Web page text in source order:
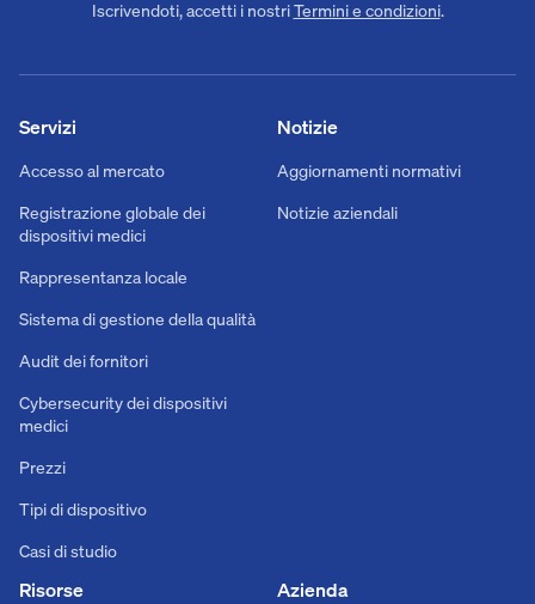
Iscrivendoti, accetti i nostriTermini e condizioni.
Notizie
Aggiornamenti normativi
Notizie aziendali
Servizi
Accesso al mercato
Registrazione globale dei
dispositivi medici
Rappresentanza locale
Sistema di gestione della qualità
Audit dei fornitori
Cybersecurity dei dispositivi
medici
Prezzi
Tipi di dispositivo
Casi di studio
Risorse Azienda